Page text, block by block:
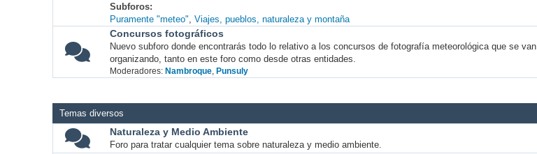
Subforos
Puramente "meteo" Viajes, pueblos, naturaleza y montaña
Concursos fotográficos
Nuevo subforo donde encontrarás todo lo relativo a los concursos de fotografía meteorológica que se van
organizando, tanto en este foro como desde otras entidades.
Moderadores: Nambroque, Punsuly
Temas diversos
Naturaleza y Medio Ambiente
Foro para tratar cualquier tema sobre naturaleza y medio ambiente.